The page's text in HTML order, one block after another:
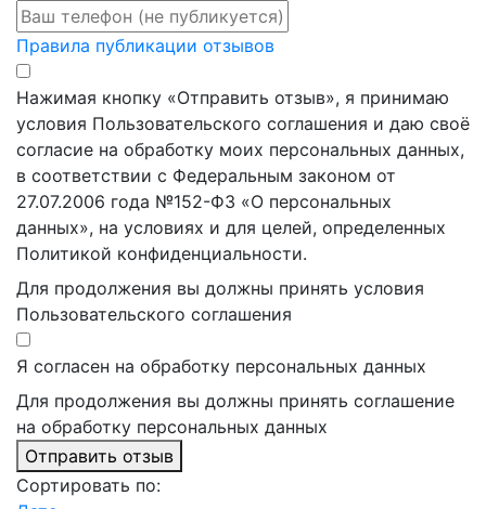
Правила публикации отзывов
Нажимая кнопку «Отправить отзыв», я принимаю
условия Пользовательского соглашения и даю своё
согласие на обработку моих персональных данных,
в соответствии с Федеральным законом от
27.07.2006 года №152-ФЗ «О персональных
данных», на условиях и для целей, определенных
Политикой конфиденциальности.
Для продолжения вы должны принять условия
Пользовательского соглашения
Я согласен на обработку персональных данных
Для продолжения вы должны принять соглашение
на обработку персональных данных
Отправить отзыв
Сортировать по: